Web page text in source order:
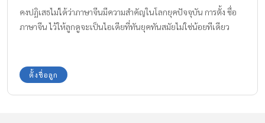
คงปฏิเสธไม่ได้ว่าภาษาจีนมีความสำคัญในโลกยุคปัจจุบัน การตั้ง ชื่อ
ภาษาจีน ไว้ให้ลูกดูจะเป็นไอเดียที่ทันยุคทันสมัยไม่ใช่น้อยทีเดียว
ตั้งชื่อลูก